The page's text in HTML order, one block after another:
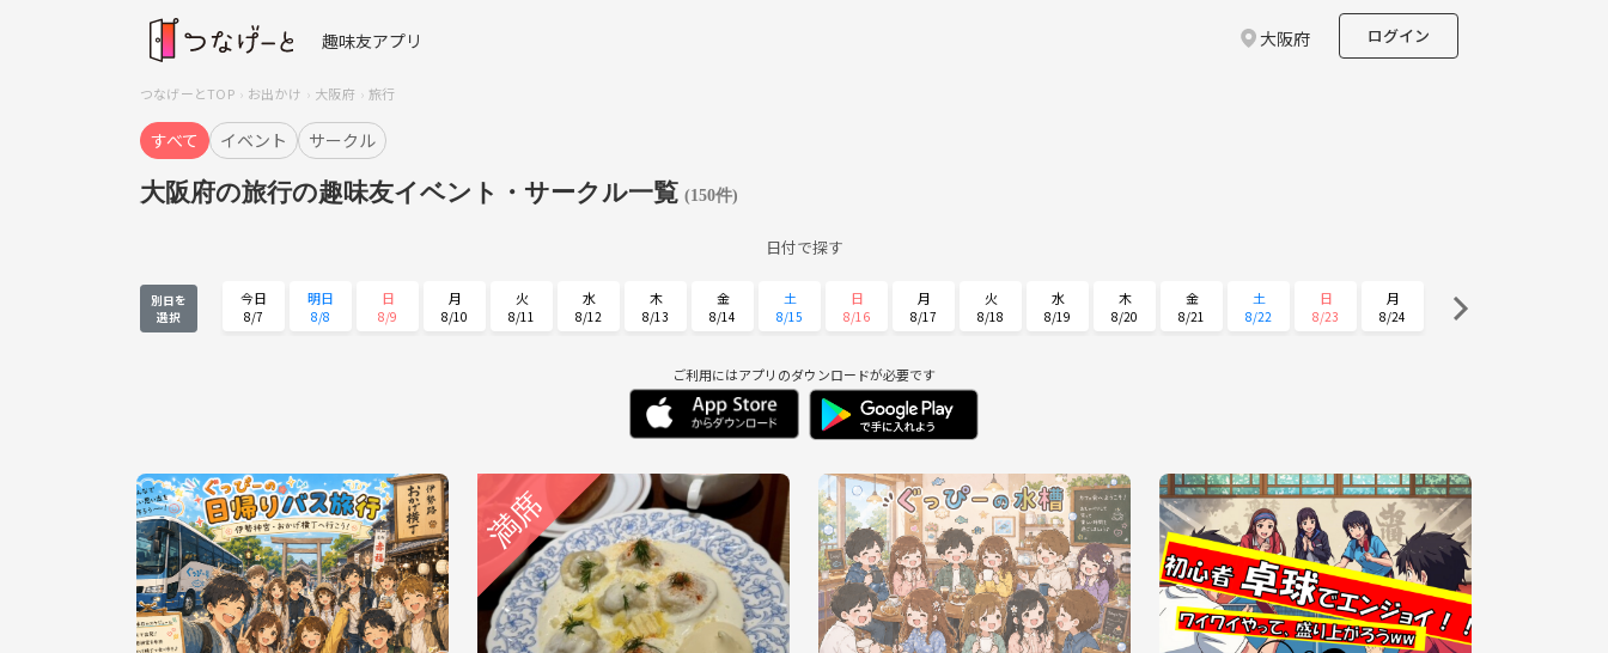
趣味友アプリ 大阪府 ログイン
つなげーとTOP お出かけ 大阪府 旅行
すべて イベント サークル
大阪府の旅行の趣味友イベント・サークル一覧 (150件)
日付で探す
別日を
選択
今日
8/7
明日
8/8
日
8/9
月
8/10
火
8/11
水
8/12
木
8/13
金
8/14
土
8/15
日
8/16
月
8/17
火
8/18
水
8/19
木
8/20
金
8/21
土
8/22
日
8/23
月
8/24
9/1 9/2 9/3 9/4
ご利用にはアプリのダウンロードが必要です